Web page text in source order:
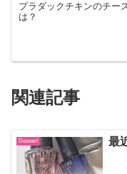
プラダックチキンのチー
は？
関連記事
Dessert 最